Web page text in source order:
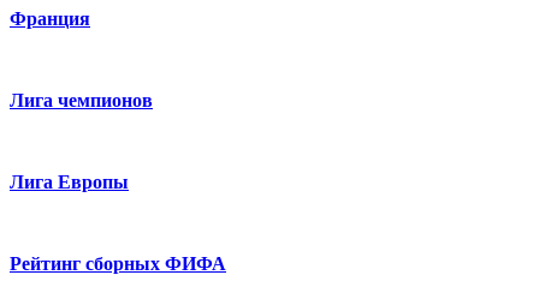
Франция
Лига чемпионов
Лига Европы
Рейтинг сборных ФИФА